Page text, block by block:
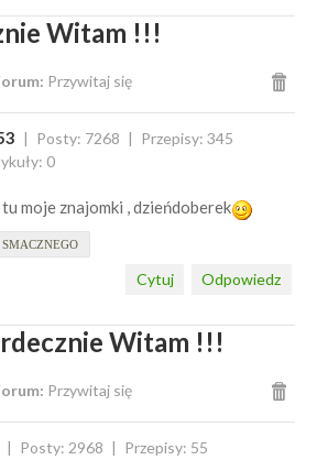
Witam !!!
Przywitaj się
Posty: 7268
Przepisy: 345
0
moje znajomki , dzieńdoberek
SMACZNEGO
Odpowiedz
Cytuj
Witam !!!
Przywitaj się
Posty: 2968
Przepisy: 55